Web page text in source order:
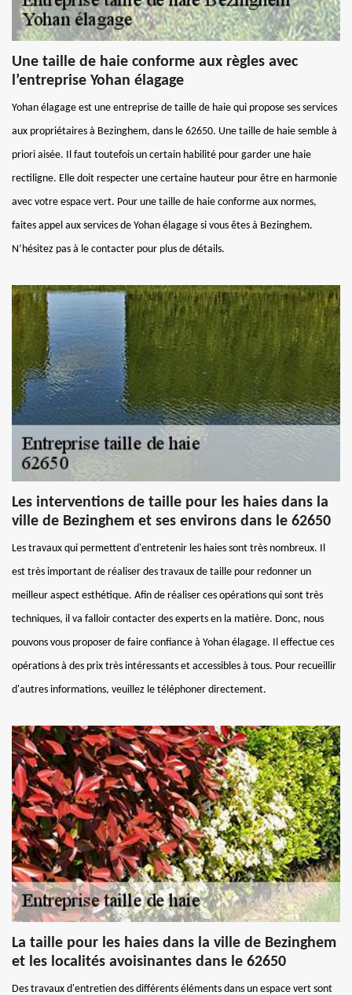
Une taille de haie conforme aux règles avec
l’entreprise Yohan élagage
Yohan élagage est une entreprise de taille de haie qui propose ses services
aux propriétaires à Bezinghem, dans le 62650. Une taille de haie semble à
priori aisée. Il faut toutefois un certain habilité pour garder une haie
rectiligne. Elle doit respecter une certaine hauteur pour être en harmonie
avec votre espace vert. Pour une taille de haie conforme aux normes,
faites appel aux services de Yohan élagage si vous êtes à Bezinghem.
N’hésitez pas à le contacter pour plus de détails.
Les interventions de taille pour les haies dans la
ville de Bezinghem et ses environs dans le 62650
Les travaux qui permettent d'entretenir les haies sont très nombreux. Il
est très important de réaliser des travaux de taille pour redonner un
meilleur aspect esthétique. Afin de réaliser ces opérations qui sont très
techniques, il va falloir contacter des experts en la matière. Donc, nous
pouvons vous proposer de faire confiance à Yohan élagage. Il effectue ces
opérations à des prix très intéressants et accessibles à tous. Pour recueillir
d'autres informations, veuillez le téléphoner directement.
La taille pour les haies dans la ville de Bezinghem
et les localités avoisinantes dans le 62650
Des travaux d'entretien des différents éléments dans un espace vert sont